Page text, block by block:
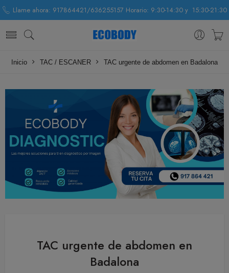
Llame ahora: 917864421/636255157 Horario: 9:30-14:30 y 15:30-21:30
Inicio TAC / ESCANER TAC urgente de abdomen en Badalona
TAC urgente de abdomen en
Badalona